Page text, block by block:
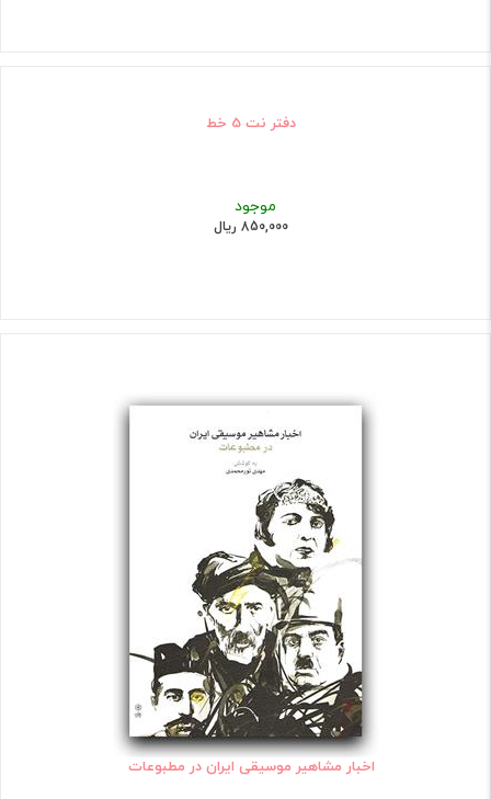
دفتر نت 5 خط
موجود
850,000 ریال
اخبار مشاهیر موسیقی ایران در مطبوعات